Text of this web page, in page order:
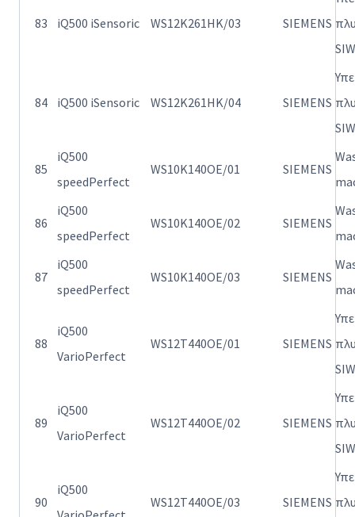
83 iQ500 iSensoric WS12K261HK/03 SIEMENS
84 iQ500 iSensoric WS12K261HK/04 SIEMENS
85
iQ500
speedPerfect
WS10K140OE/01 SIEMENS
86
iQ500
speedPerfect
WS10K140OE/02 SIEMENS
87
iQ500
speedPerfect
WS10K140OE/03 SIEMENS
88
iQ500
VarioPerfect
WS12T440OE/01 SIEMENS
89
iQ500
VarioPerfect
WS12T440OE/02 SIEMENS
90
iQ500
WS12T440OE/03 SIEMENS